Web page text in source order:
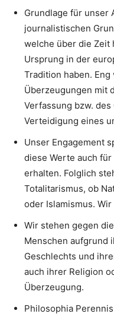
Grundlage für unser
journalistischen
welche über die Zeit
Ursprung in der
Tradition haben.
Überzeugungen mit
Verfassung bzw.
Verteidigung eines
Unser Engagement
diese Werte auch
erhalten. Folglich
Totalitarismus, ob
oder Islamismus.
Wir stehen gegen
Menschen aufgrund
Geschlechts und
auch ihrer Religion
Überzeugung.
Philosophia